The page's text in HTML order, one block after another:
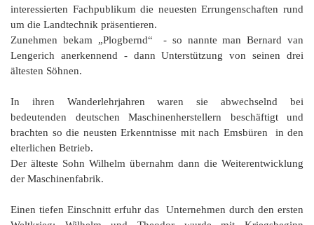
interessierten Fachpublikum die neuesten Errungenschaften rund
um die Landtechnik präsentieren.
Zunehmen bekam „Plogbernd“ - so nannte man Bernard van
Lengerich anerkennend - dann Unterstützung von seinen drei
ältesten Söhnen.
In ihren Wanderlehrjahren waren sie abwechselnd bei
bedeutenden deutschen Maschinenherstellern beschäftigt und
brachten so die neusten Erkenntnisse mit nach Emsbüren in den
elterlichen Betrieb.
Der älteste Sohn Wilhelm übernahm dann die Weiterentwicklung
der Maschinenfabrik.
Einen tiefen Einschnitt erfuhr das Unternehmen durch den ersten